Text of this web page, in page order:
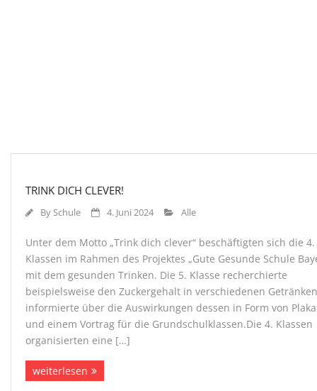
TRINK DICH CLEVER!
BySchule 4. Juni 2024 Alle
Unter dem Motto „Trink dich clever“ beschäftigten sich die
Klassen im Rahmen des Projektes „Gute Gesunde Schule
mit dem gesunden Trinken. Die 5. Klasse recherchierte
beispielsweise den Zuckergehalt in verschiedenen
informierte über die Auswirkungen dessen in Form von
und einem Vortrag für die Grundschulklassen.Die 4. Klassen
organisierten eine […]
weiterlesen